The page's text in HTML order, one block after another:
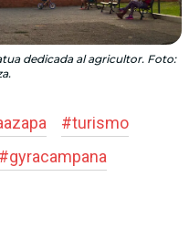
dedicada al agricultor. Foto:
#turismo
#gyracampana